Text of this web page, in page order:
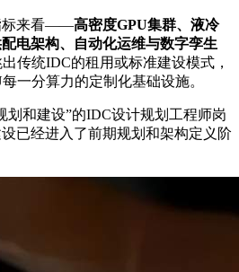
标来看——高密度GPU集群、液冷
电架构、自动化运维与数字孪生
传统IDC的租用或标准建设模式，
一分算力的定制化基础设施。
划和建设”的IDC设计规划工程师岗
已经进入了前期规划和架构定义阶